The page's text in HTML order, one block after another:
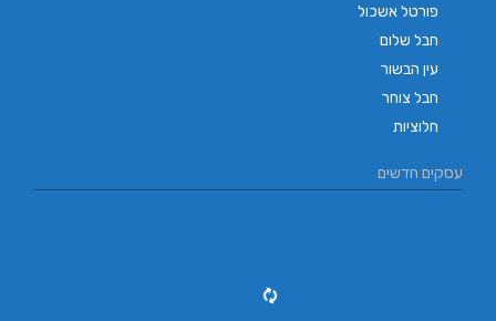
פורטל אשכול
חבל שלום
עין הבשור
חבל צוחר
חלוציות
עסקים חדשים